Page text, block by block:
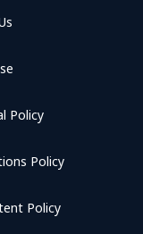
Policy
Policy
Policy